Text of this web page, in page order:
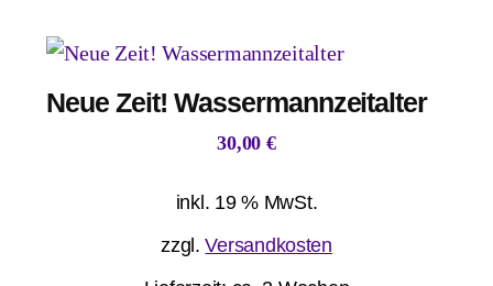
Neue Zeit! Wassermannzeitalter
30,00 €
inkl. 19 % MwSt.
zzgl.Versandkosten